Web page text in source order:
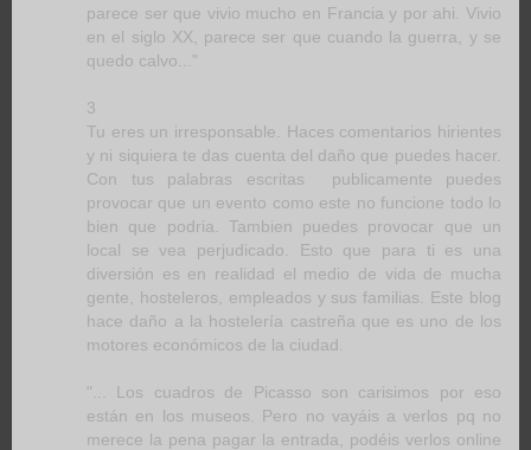
parece ser que vivio mucho en Francia y por ahi. Vivio
en el siglo XX, parece ser que cuando la guerra, y se
quedo calvo..."
3
Tu eres un irresponsable. Haces comentarios hirientes
y ni siquiera te das cuenta del daño que puedes hacer.
Con tus palabras escritas publicamente puedes
provocar que un evento como este no funcione todo lo
bien que podria. Tambien puedes provocar que un
local se vea perjudicado. Esto que para ti es una
diversión es en realidad el medio de vida de mucha
gente, hosteleros, empleados y sus familias. Este blog
hace daño a la hostelería castreña que es uno de los
motores económicos de la ciudad.
"... Los cuadros de Picasso son carisimos por eso
están en los museos. Pero no vayáis a verlos pq no
merece la pena pagar la entrada, podéis verlos online